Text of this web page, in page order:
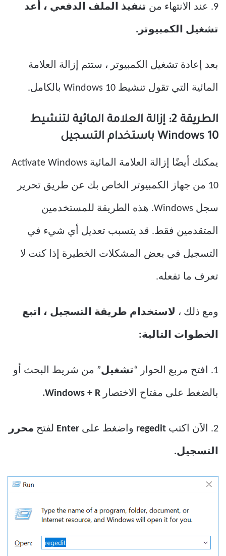
9. عند الانتهاء من تنفيذ الملف الدفعي ، أعد
تشغيل الكمبيوتر.
بعد إعادة تشغيل الكمبيوتر ، ستتم إزالة العلامة
المائية التي تقول تنشيط Windows 10 بالكامل.
الطريقة 2: إزالة العلامة المائية لتنشيط
Windows 10 باستخدام التسجيل
يمكنك أيضًا إزالة العلامة المائية Activate Windows
10 من جهاز الكمبيوتر الخاص بك عن طريق تحرير
سجل Windows. هذه الطريقة للمستخدمين
المتقدمين فقط. قد يتسبب تعديل أي شيء في
التسجيل في بعض المشكلات الخطيرة إذا كنت لا
تعرف ما تفعله.
ومع ذلك ، لاستخدام طريقة التسجيل ، اتبع
الخطوات التالية:
1. افتح مربع الحوار “ تشغيل” من شريط البحث أو
بالضغط على مفتاح الاختصار
2. الآن اكتب regedit واضغط على Enter لفتح محرر
التسجيل.